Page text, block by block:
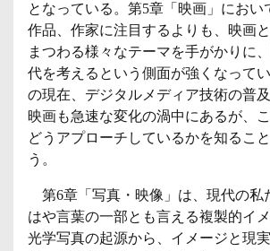
となっている。第5章「映画」におい
作品、作家に注目するよりも、映画
まつわる様々なテーマを手がかりに
代を考えるという側面が強くなって
の現在、デジタルメディア技術の普
映画も急速な変化の渦中にあるが、
どうアプローチしているかを知るこ
う。
第6章「写真・映像」は、現代の私
はや言葉の一部とも言える複製的イ
光学写真の起源から、イメージと現